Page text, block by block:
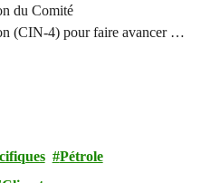
du Comité
(CIN-4) pour faire avancer un
un moment décisif pour le
Pétrole